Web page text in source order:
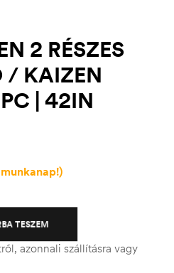
2 RÉSZES
/ KAIZEN
| 42IN
TESZEM
azonnali szállításra vagy